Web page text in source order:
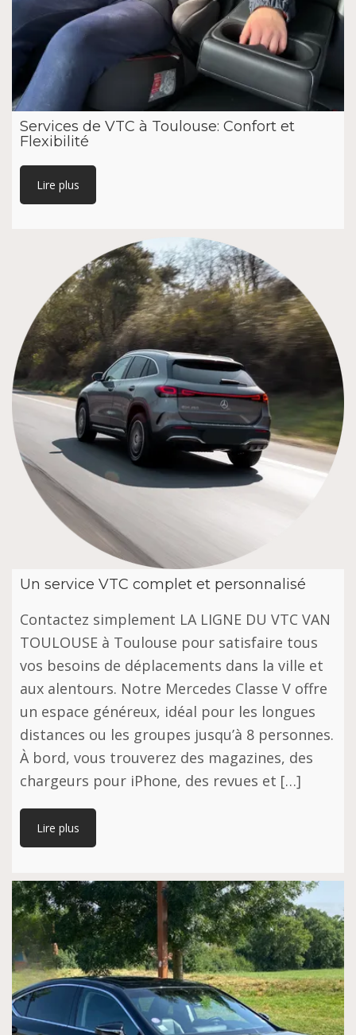
Services de VTC à Toulouse: Confort et
Flexibilité
Lire plus
Un service VTC complet et personnalisé
Contactez simplement LA LIGNE DU VTC VAN
TOULOUSE à Toulouse pour satisfaire tous
vos besoins de déplacements dans la ville et
aux alentours. Notre Mercedes Classe V offre
un espace généreux, idéal pour les longues
distances ou les groupes jusqu’à 8 personnes.
À bord, vous trouverez des magazines, des
chargeurs pour iPhone, des revues et […]
Lire plus